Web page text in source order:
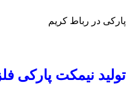
تولید نیمکت پارکی